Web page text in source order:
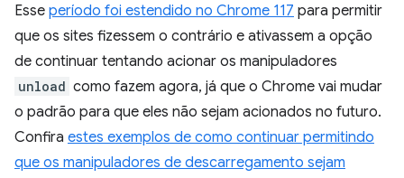
Esse período foi estendido no Chrome 117 para permitir
que os sites fizessem o contrário e ativassem a opção
de continuar tentando acionar os manipuladores
unload como fazem agora, já que o Chrome vai mudar
o padrão para que eles não sejam acionados no futuro.
Confira estes exemplos de como continuar permitindo
que os manipuladores de descarregamento sejam